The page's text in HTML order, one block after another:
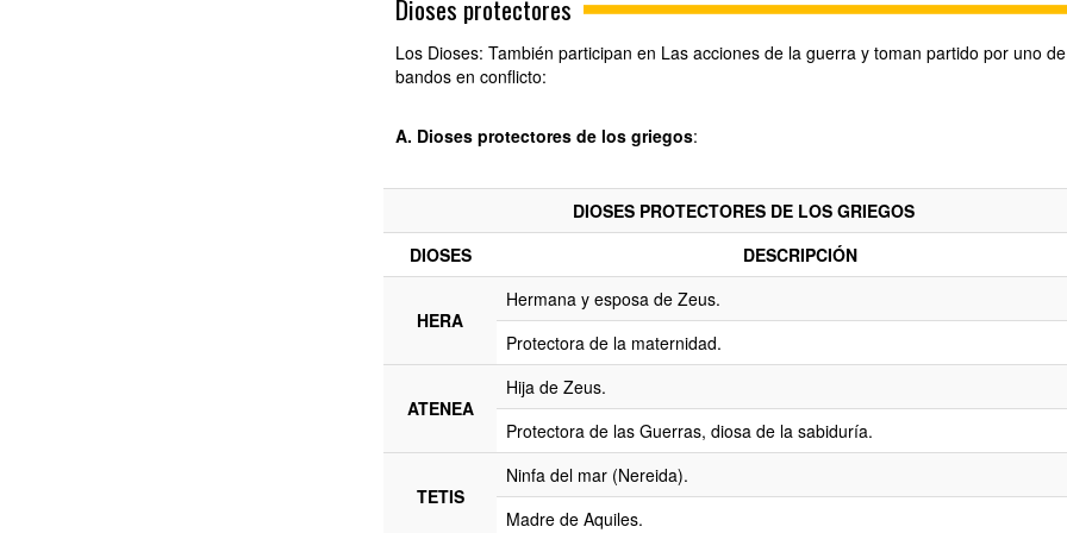
Dioses protectores
Los Dioses: También participan en Las acciones de la guerra y toman partido por uno
bandos en conflicto:
A. Dioses protectores de los griegos:
DIOSES PROTECTORES DE LOS GRIEGOS
DIOSES
DESCRIPCIÓN
HERA
Hermana y esposa de Zeus.
Protectora de la maternidad.
ATENEA
Hija de Zeus.
Protectora de las Guerras, diosa de la sabiduría.
TETIS
Ninfa del mar (Nereida).
Madre de Aquiles.